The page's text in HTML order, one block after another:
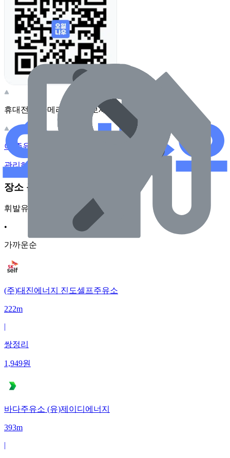
휴대전화 카메라로 찍어보세요
이 주유소의 사장님이신가요?
관리하기
장소 근처 주유소
휘발유
•
가까운순
(주)대진에너지 진도셀프주유소
222m
|
쌍정리
1,949원
바다주유소 (유)제이디에너지
393m
|